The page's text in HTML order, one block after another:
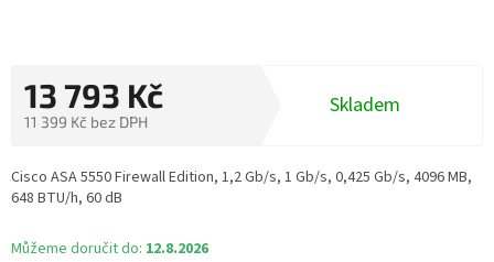
13 793 Kč
11 399 Kč bez DPH
cena:
Skladem
Můžeme doručit do: 12.8.2026
Cisco ASA 5550 Firewall Edition, 1,2 Gb/s, 1 Gb/s, 0,425 Gb/s, 4096 MB,
648 BTU/h, 60 dB